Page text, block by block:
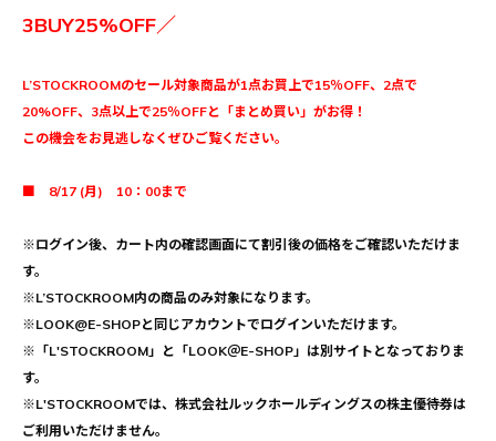
3BUY25%OFF／
L’STOCKROOMのセール対象商品が1点お買上で15％OFF、2点で
20%OFF、3点以上で25％OFFと「まとめ買い」がお得！
この機会をお見逃しなくぜひご覧ください。
■ 8/17 (月) 10：00まで
※ログイン後、カート内の確認画面にて割引後の価格をご確認いただけま
す。
※L’STOCKROOM内の商品のみ対象になります。
※LOOK@E-SHOPと同じアカウントでログインいただけます。
※「L'STOCKROOM」と「LOOK＠E-SHOP」は別サイトとなっておりま
す。
※L'STOCKROOMでは、株式会社ルックホールディングスの株主優待券は
ご利用いただけません。